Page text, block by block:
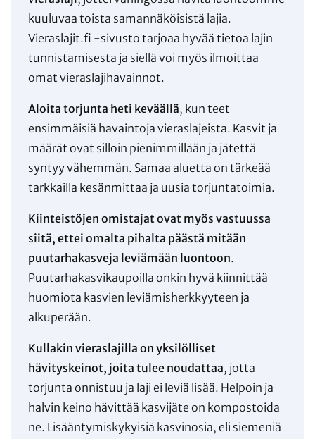
kuuluvaa toista samannäköisistä lajia.
Vieraslajit.fi -sivusto tarjoaa hyvää tietoa lajin
tunnistamisesta ja siellä voi myös ilmoittaa
omat vieraslajihavainnot.
Aloita torjunta heti keväällä, kun teet
ensimmäisiä havaintoja vieraslajeista. Kasvit ja
määrät ovat silloin pienimmillään ja jätettä
syntyy vähemmän. Samaa aluetta on tärkeää
tarkkailla kesänmittaa ja uusia torjuntatoimia.
Kiinteistöjen omistajat ovat myös vastuussa
siitä, ettei omalta pihalta päästä mitään
puutarhakasveja leviämään luontoon.
Puutarhakasvikaupoilla onkin hyvä kiinnittää
huomiota kasvien leviämisherkkyyteen ja
alkuperään.
Kullakin vieraslajilla on yksilölliset
hävityskeinot, joita tulee noudattaa, jotta
torjunta onnistuu ja laji ei leviä lisää. Helpoin ja
halvin keino hävittää kasvijäte on kompostoida
ne. Lisääntymiskykyisiä kasvinosia, eli siemeniä